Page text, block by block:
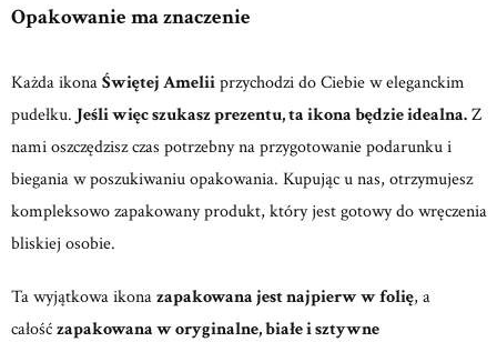
Opakowanie ma znaczenie
Każda ikonaŚwiętej Ameliiprzychodzi do Ciebie w eleganckim
pudełku. Jeśli więc szukasz prezentu, ta ikona będzie idealna.Z
nami oszczędzisz czas potrzebny na przygotowanie podarunku i
biegania w poszukiwaniu opakowania. Kupując u nas, otrzymujesz
kompleksowo zapakowany produkt, który jest gotowy do wręczenia
bliskiej osobie.
Ta wyjątkowa ikonazapakowana jest najpierw w folię, a
całośćzapakowana w oryginalne, białe i sztywne